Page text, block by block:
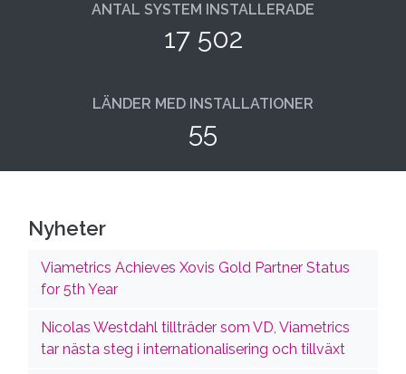
ANTAL SYSTEM INSTALLERADE
17 502
LÄNDER MED INSTALLATIONER
55
Nyheter
Viametrics Achieves Xovis Gold Partner Status
for 5th Year
Nicolas Westdahl tillträder som VD, Viametrics
tar nästa steg i internationalisering och tillväxt